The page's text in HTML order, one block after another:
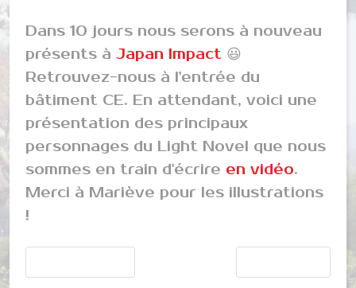
Dans 10 jours nous serons à nouveau
présents à Japan Impact 😃
Retrouvez-nous à l'entrée du
bâtiment CE. En attendant, voici une
présentation des principaux
personnages du Light Novel que nous
sommes en train d'écrire en vidéo.
Merci à Mariève pour les illustrations
!